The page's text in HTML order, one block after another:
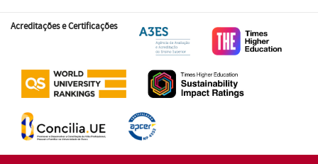
Acreditações e Certificações